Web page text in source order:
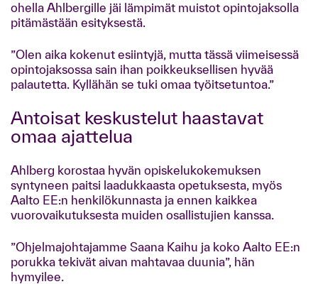
ohella Ahlbergille jäi lämpimät muistot opintojaksolla
pitämästään esityksestä.
”Olen aika kokenut esiintyjä, mutta tässä viimeisessä
opintojaksossa sain ihan poikkeuksellisen hyvää
palautetta. Kyllähän se tuki omaa työitsetuntoa.”
Antoisat keskustelut haastavat
omaa ajattelua
Ahlberg korostaa hyvän opiskelukokemuksen
syntyneen paitsi laadukkaasta opetuksesta, myös
Aalto EE:n henkilökunnasta ja ennen kaikkea
vuorovaikutuksesta muiden osallistujien kanssa.
”Ohjelmajohtajamme Saana Kaihu ja koko Aalto EE:n
porukka tekivät aivan mahtavaa duunia”, hän
hymyilee.